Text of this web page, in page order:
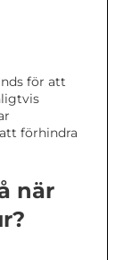
för att
förhindra
när